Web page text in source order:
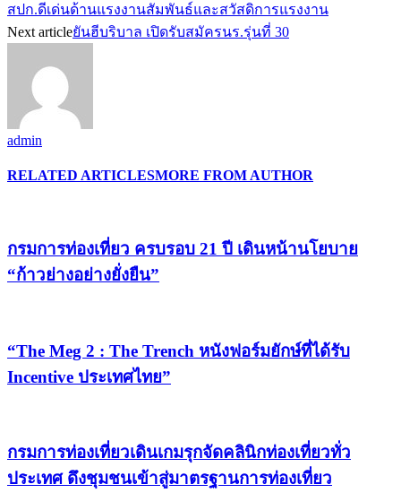
สปก.ดีเด่นด้านแรงงานสัมพันธ์และสวัสดิการแรงงาน
Next articleยันฮีบริบาล เปิดรับสมัครนร.รุ่นที่ 30
admin
RELATED ARTICLESMORE FROM AUTHOR
กรมการท่องเที่ยว ครบรอบ 21 ปี เดินหน้านโยบาย
“ก้าวย่างอย่างยั่งยืน”
“The Meg 2 : The Trench หนังฟอร์มยักษ์ที่ได้รับ
Incentive ประเทศไทย”
กรมการท่องเที่ยวเดินเกมรุกจัดคลินิกท่องเที่ยวทั่ว
ประเทศ ดึงชุมชนเข้าสู่มาตรฐานการท่องเที่ยว